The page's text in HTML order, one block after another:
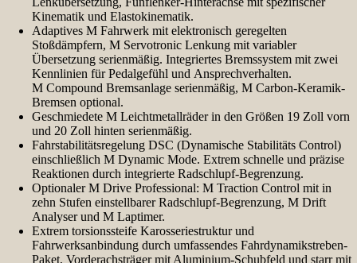
Kinematik und Elastokinematik.
Adaptives M Fahrwerk mit elektronisch geregelten
Stoßdämpfern, M Servotronic Lenkung mit variabler
Übersetzung serienmäßig. Integriertes Bremssystem mit zwei
Kennlinien für Pedalgefühl und Ansprechverhalten.
M Compound Bremsanlage serienmäßig, M Carbon-Keramik-
Bremsen optional.
Geschmiedete M Leichtmetallräder in den Größen 19 Zoll vorn
und 20 Zoll hinten serienmäßig.
Fahrstabilitätsregelung DSC (Dynamische Stabilitäts Control)
einschließlich M Dynamic Mode. Extrem schnelle und präzise
Reaktionen durch integrierte Radschlupf-Begrenzung.
Optionaler M Drive Professional: M Traction Control mit in
zehn Stufen einstellbarer Radschlupf-Begrenzung, M Drift
Analyser und M Laptimer.
Extrem torsionssteife Karosseriestruktur und
Fahrwerksanbindung durch umfassendes Fahrdynamikstreben-
Paket, Vorderachsträger mit Aluminium-Schubfeld und starr mit